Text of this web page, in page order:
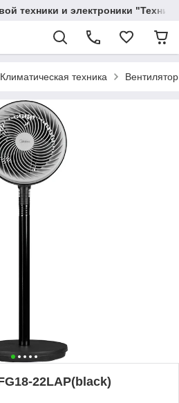
техники и электроники
Климатическая техника
22LAP(black)